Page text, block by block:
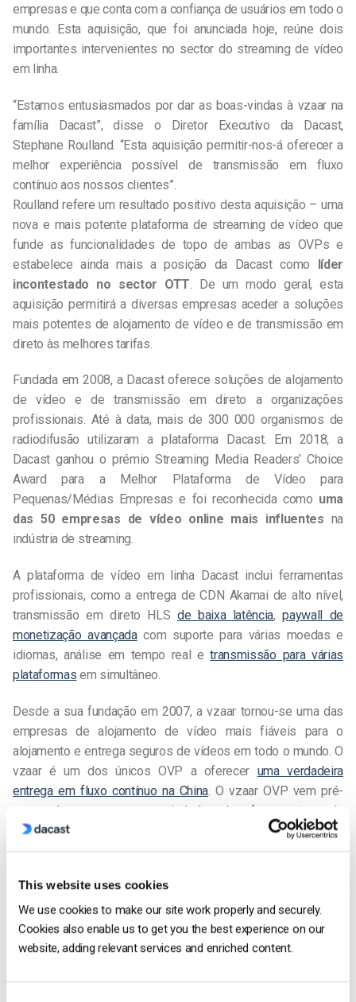
This website uses cookies
We use cookies to make our site work properly and securely.
Cookies also enable us to get you the best experience on our
website, adding relevant services and enriched content.
empresas e que conta com a confiança de usuários em todo o
mundo. Esta aquisição, que foi anunciada hoje, reúne dois
importantes intervenientes no sector do streaming de vídeo
em linha.
“Estamos entusiasmados por dar as boas-vindas à vzaar na
família Dacast”, disse o Diretor Executivo da Dacast,
Stephane Roulland. “Esta aquisição permitir-nos-á oferecer a
melhor experiência possível de transmissão em fluxo
contínuo aos nossos clientes”.
Roulland refere um resultado positivo desta aquisição – uma
nova e mais potente plataforma de streaming de vídeo que
funde as funcionalidades de topo de ambas as OVPs e
estabelece ainda mais a posição da Dacast como líder
incontestado no sector OTT . De um modo geral, esta
aquisição permitirá a diversas empresas aceder a soluções
mais potentes de alojamento de vídeo e de transmissão em
direto às melhores tarifas.
Fundada em 2008, a Dacast oferece soluções de alojamento
de vídeo e de transmissão em direto a organizações
profissionais. Até à data, mais de 300 000 organismos de
radiodifusão utilizaram a plataforma Dacast. Em 2018, a
Dacast ganhou o prémio Streaming Media Readers’ Choice
Award para a Melhor Plataforma de Vídeo para
Pequenas/Médias Empresas e foi reconhecida como uma
das 50 empresas de vídeo online mais influentes na
indústria de streaming.
A plataforma de vídeo em linha Dacast inclui ferramentas
profissionais, como a entrega de CDN Akamai de alto nível,
transmissão em direto HLS de baixa latência,paywall de
monetização avançadacom suporte para várias moedas e
idiomas, análise em tempo real etransmissão para várias
plataformas em simultâneo.
Desde a sua fundação em 2007, a vzaar tornou-se uma das
empresas de alojamento de vídeo mais fiáveis para o
alojamento e entrega seguros de vídeos em todo o mundo. O
vzaar é um dos únicos OVP a oferecer uma verdadeira
entrega em fluxo contínuo na China. O vzaar OVP vem pré-
carregado com uma variedade de ferramentas de
personalização, segurança, gestão e análise, que permitem
que empresas como a Getty Images, Cathay Pacific, Kelloggs,
alcancem o sucesso do vídeo
ver a união de duas empresas fantásticas”, afirmou o
Presidente da vzaar, Gareth Cadwallader. “As sinergias
profundas das nossas plataformas e a compatibilidade das